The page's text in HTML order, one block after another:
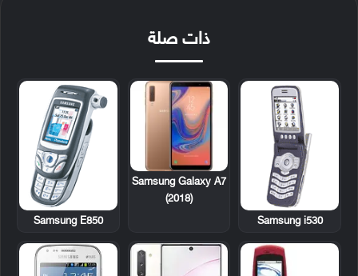
ذات صلة
Samsung i530
Samsung Galaxy A7
(2018)
Samsung E850